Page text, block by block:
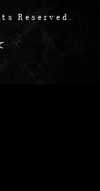
Reserved.